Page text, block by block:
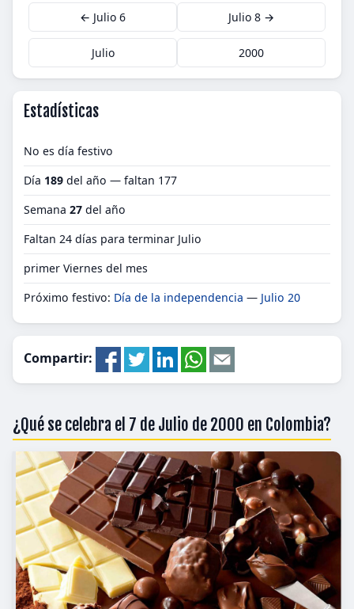
← Julio 6 Julio 8 →
Julio 2000
Estadísticas
No es día festivo
Día 189 del año — faltan 177
Semana 27 del año
Faltan 24 días para terminar Julio
primer Viernes del mes
Próximo festivo: Día de la independencia — Julio 20
Compartir:
¿Qué se celebra el 7 de Julio de 2000 en Colombia?